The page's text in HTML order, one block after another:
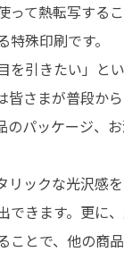
って熱転写する
殊印刷です。
を引きたい」と
皆さまが普段か
のパッケージ、
ックな光沢感を
できます。更に
ことで、他の商